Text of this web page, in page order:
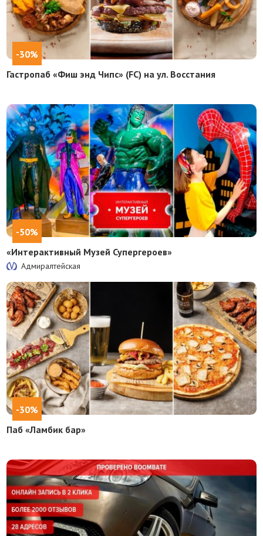
-30%
Гастропаб «Фиш энд Чипс» (FC) на ул. Восстания
-50%
«Интерактивный Музей Супергероев»
Адмиралтейская
-30%
Паб «Ламбик бар»